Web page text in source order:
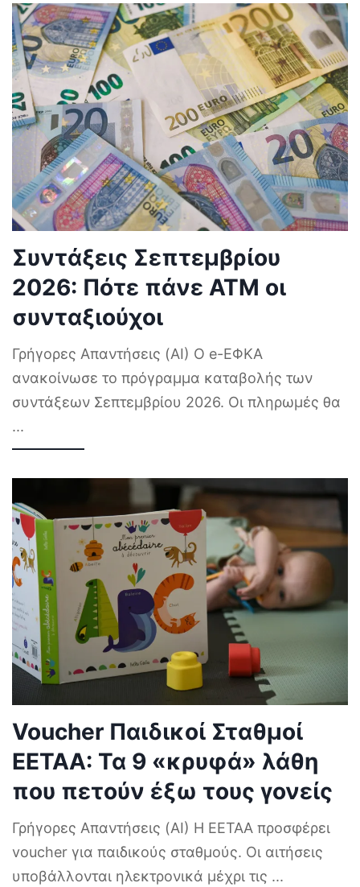
Συντάξεις Σεπτεμβρίου
2026: Πότε πάνε ΑΤΜ οι
συνταξιούχοι
Γρήγορες Απαντήσεις (AI) Ο e-ΕΦΚΑ
ανακοίνωσε το πρόγραμμα καταβολής των
συντάξεων Σεπτεμβρίου 2026. Οι πληρωμές θα
...
Voucher Παιδικοί Σταθμοί
ΕΕΤΑΑ: Τα 9 «κρυφά» λάθη
που πετούν έξω τους γονείς
Γρήγορες Απαντήσεις (AI) Η ΕΕΤΑΑ προσφέρει
voucher για παιδικούς σταθμούς. Οι αιτήσεις
υποβάλλονται ηλεκτρονικά μέχρι τις ...